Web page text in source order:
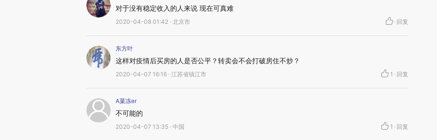
对于没有稳定收入的人来说 现在可真难
2020-04-08 01:42 · 北京市 · 回复
东方叶
这样对疫情后买房的人是否公平？转卖会不会打破房住不炒？
2020-04-07 16:16 · 江苏省镇江市 1 · 回复
A菓冻er
不可能的
2020-04-07 13:35 · 中国 1 · 回复